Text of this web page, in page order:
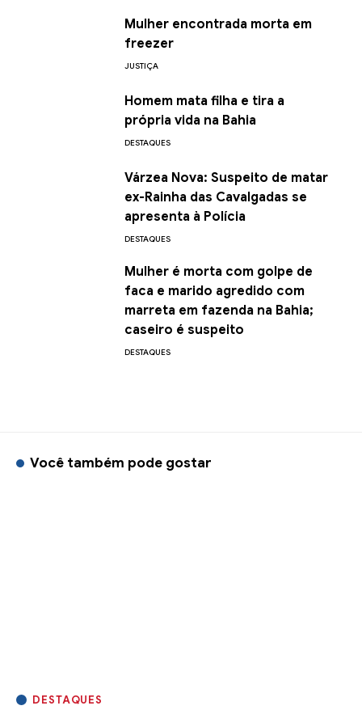
Mulher encontrada morta em
freezer
JUSTIÇA
Homem mata filha e tira a
própria vida na Bahia
DESTAQUES
Várzea Nova: Suspeito de matar
ex-Rainha das Cavalgadas se
apresenta à Polícia
DESTAQUES
Mulher é morta com golpe de
faca e marido agredido com
marreta em fazenda na Bahia;
caseiro é suspeito
DESTAQUES
Você também pode gostar
DESTAQUES